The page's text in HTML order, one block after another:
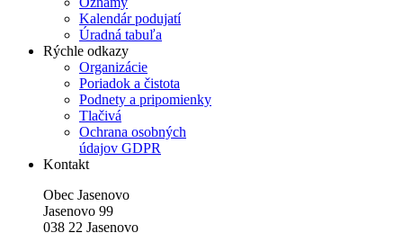
Kalendár podujatí
Úradná tabuľa
Rýchle odkazy
Organizácie
Poriadok a čistota
Podnety a pripomienky
Tlačivá
Ochrana osobných
údajov GDPR
Kontakt
Obec Jasenovo
Jasenovo 99
038 22 Jasenovo